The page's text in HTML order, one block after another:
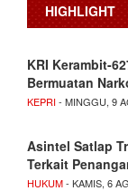
HIGHLIGHT
KRI Kerambit-
Bermuatan
KEPRI- MINGGU, 9
Asintel Satlap
Terkait
HUKUM- KAMIS, 6